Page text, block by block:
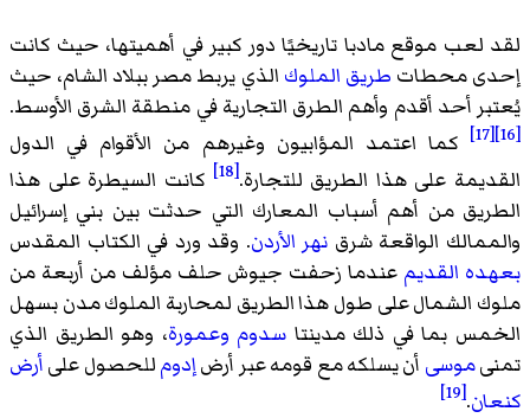
لقد لعب موقع مادبا تاريخيًا دور كبير في أهميتها، حيث كانت
إحدى محطات طريق الملوك الذي يربط مصر ببلاد الشام، حيث
يُعتبر أحد أقدم وأهم الطرق التجارية في منطقة الشرق الأوسط.
[16]
[17]
كما اعتمد المؤابيون وغيرهم من الأقوام في الدول
القديمة على هذا الطريق للتجارة.[18]
كانت السيطرة على هذا
الطريق من أهم أسباب المعارك التي حدثت بين بني إسرائيل
والممالك الواقعة شرق نهر الأردن. وقد ورد في الكتاب المقدس
بعهده القديم عندما زحفت جيوش حلف مؤلف من أربعة من
ملوك الشمال على طول هذا الطريق لمحاربة الملوك مدن بسهل
الخمس بما في ذلك مدينتا سدوم وعمورة، وهو الطريق الذي
تمنىموسى أن يسلكه مع قومه عبر أرضإدومللحصول علىأرض
كنعان.
[19]